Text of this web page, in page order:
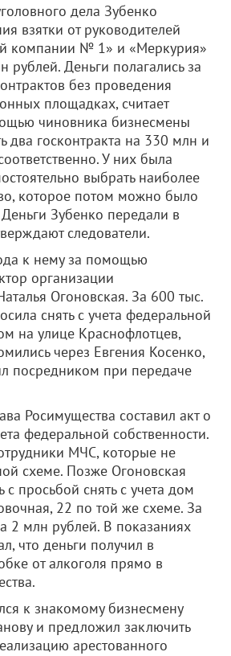
дела Зубенко
взятки от руководителей
компании № 1» и «Меркурия»
рублей. Деньги полагались за
без проведения
площадках, считает
чиновника бизнесмены
два госконтракта на 330 млн и
У них была
выбрать наиболее
которое потом можно было
Зубенко передали в
следователи.
к нему за помощью
организации
Огоновская. За 600 тыс.
снять с учета федеральной
на улице Краснофлотцев,
через Евгения Косенко,
посредником при передаче
Росимущества составил акт о
федеральной собственности.
МЧС, которые не
схеме. Позже Огоновская
с просьбой снять с учета дом
22 по той же схеме. За
2 млн рублей. В показаниях
что деньги получил в
от алкоголя прямо в
к знакомому бизнесмену
и предложил заключить
арестованного